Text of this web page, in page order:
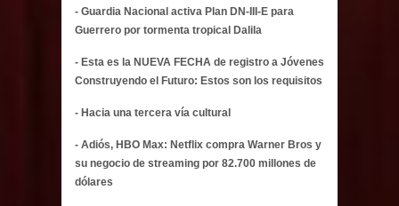
- Guardia Nacional activa Plan DN-III-E para
Guerrero por tormenta tropical Dalila
- Esta es la NUEVA FECHA de registro a Jóvenes
Construyendo el Futuro: Estos son los requisitos
- Hacia una tercera vía cultural
- Adiós, HBO Max: Netflix compra Warner Bros y
su negocio de streaming por 82.700 millones de
dólares